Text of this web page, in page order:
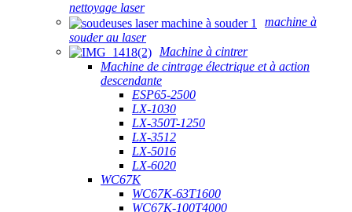
nettoyage laser
machine à
souder au laser
Machine à cintrer
Machine de cintrage électrique et à action
descendante
ESP65-2500
LX-1030
LX-350T-1250
LX-3512
LX-5016
LX-6020
WC67K
WC67K-63T1600
WC67K-100T4000